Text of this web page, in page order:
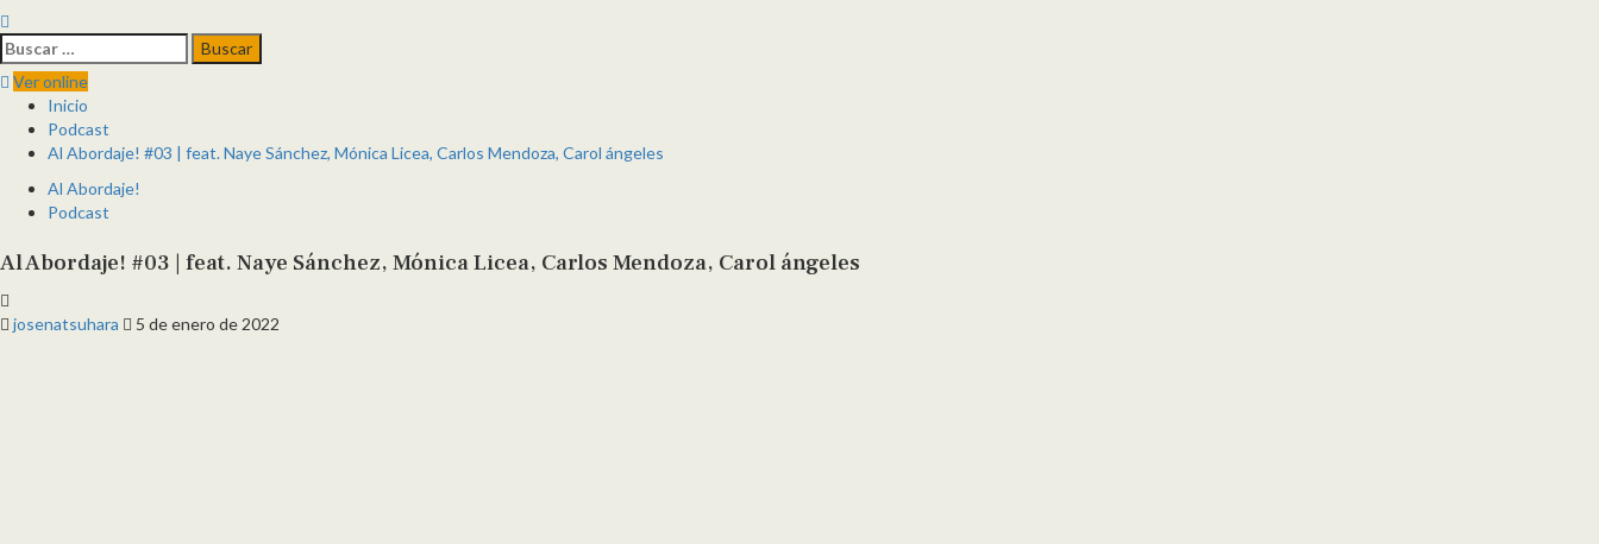
Buscar:
Ver online
Inicio
Podcast
Al Abordaje! #03 | feat. Naye Sánchez, Mónica Licea, Carlos Mendoza, Carol ángeles
Al Abordaje!
Podcast
Al Abordaje! #03 | feat. Naye Sánchez, Mónica Licea, Carlos Mendoza, Carol ángeles
josenatsuhara 5 de enero de 2022